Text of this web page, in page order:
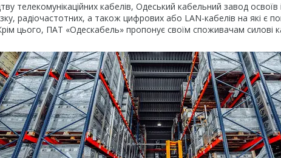
телекомунікаційних кабелів, Одеський кабельний завод
радіочастотних, а також цифрових або LAN-кабелів на які є
цього, ПАТ «Одескабель» пропонує своїм споживачам силові